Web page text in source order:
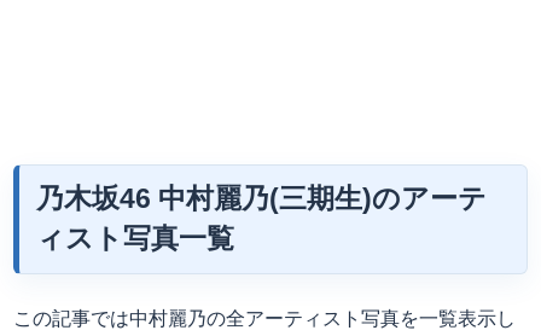
乃木坂46 中村麗乃(三期生)のアーテ
ィスト写真一覧
この記事では中村麗乃の全アーティスト写真を一覧表示し